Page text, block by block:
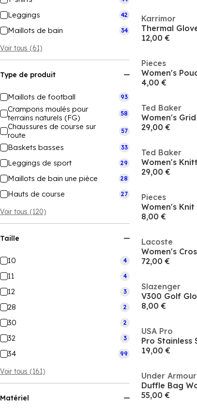
Leggings 42
Maillots de bain 34
Voir tous (61)
Type de produit
Maillots de football 93
Crampons moulés pour
terrains naturels (FG)
58
Chaussures de course sur
route
57
Baskets basses 33
Leggings de sport 29
Maillots de bain une pièce 28
Hauts de course 27
Voir tous (120)
Taille
10 4
11 4
12 3
28 2
30 2
32 3
34 99
Voir tous (161)
Matériel
Karrimor
Thermal
12,00 €
Pieces
Women's
4,00 €
Ted Baker
Women's
29,00 €
Ted Baker
Women's
29,00 €
Pieces
Women's
8,00 €
Lacoste
Women's
72,00 €
Slazenger
V300 Golf
8,00 €
USA Pro
Pro Stainless
19,00 €
Under Armour
Duffle Bag
55,00 €